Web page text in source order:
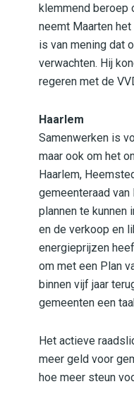
klemmend beroep
neemt Maarten
is van mening dat
verwachten. Hij
regeren met de
Haarlem
Samenwerken is
maar ook om het
Haarlem,
gemeenteraad
plannen te kunnen
en de verkoop en
energieprijzen
om met een Plan
binnen vijf jaar
gemeenten een
Het actieve
meer geld voor
hoe meer steun